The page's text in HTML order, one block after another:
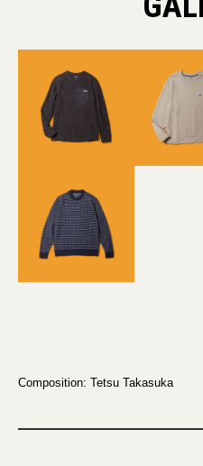
Composition: Tetsu Takasuka